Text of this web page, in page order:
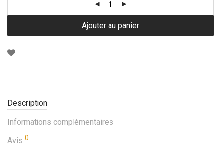
Ajouter au panier
Description
Informations complémentaires
Avis 0